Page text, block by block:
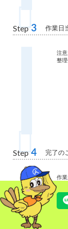
Step 3 作業日
注
整
Step 4 完了の
作
確
す。
遠